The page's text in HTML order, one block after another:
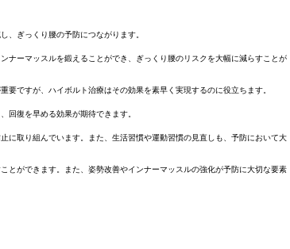
、ぎっくり腰の予防につながります。
ナーマッスルを鍛えることができ、ぎっくり腰のリスクを大幅に減らすことが
ですが、ハイボルト治療はその効果を素早く実現するのに役立ちます。
回復を早める効果が期待できます。
に取り組んでいます。また、生活習慣や運動習慣の見直しも、予防において大
とができます。また、姿勢改善やインナーマッスルの強化が予防に大切な要素